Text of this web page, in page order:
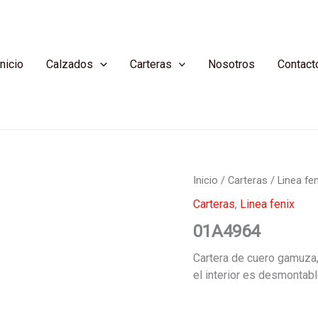
Calzados Carteras Nosotros
Inicio / Carteras / Linea
Carteras, Linea fenix
01A4964
Cartera de cuero
el interior es